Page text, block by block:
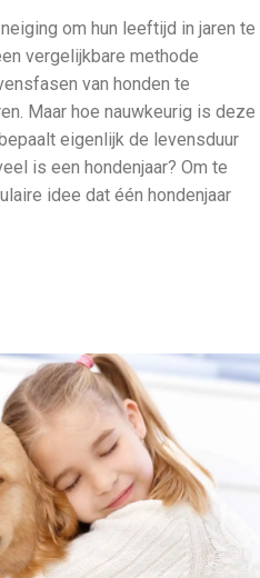
om hun leeftijd in jaren te
vergelijkbare methode
van honden te
Maar hoe nauwkeurig is deze
eigenlijk de levensduur
is een hondenjaar? Om te
idee dat één hondenjaar